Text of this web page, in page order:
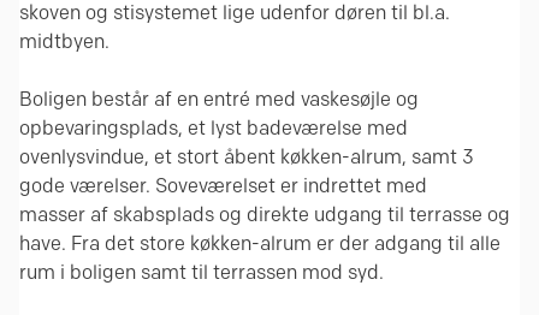
skoven og stisystemet lige udenfor døren til bl.a.
midtbyen.
Boligen består af en entré med vaskesøjle og
opbevaringsplads, et lyst badeværelse med
ovenlysvindue, et stort åbent køkken-alrum, samt 3
gode værelser. Soveværelset er indrettet med
masser af skabsplads og direkte udgang til terrasse og
have. Fra det store køkken-alrum er der adgang til alle
rum i boligen samt til terrassen mod syd.